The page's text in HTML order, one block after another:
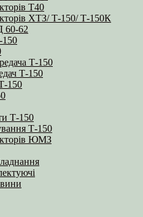
Т40
ХТЗ/ Т-150/ Т-150К
60-62
150
Т-150
Т-150
150
Т-150
Т-150
ЮМЗ